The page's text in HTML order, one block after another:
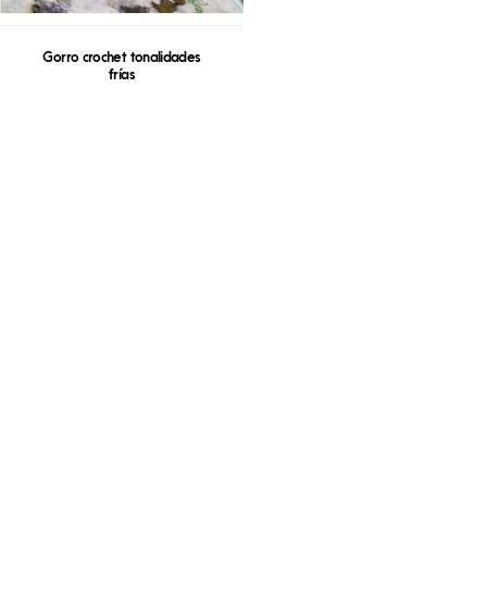
Gorro crochet tonalidades
frías